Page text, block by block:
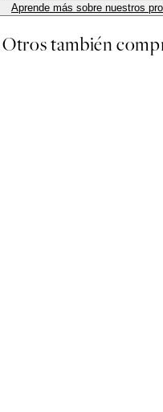
Aprende más sobre nuestros
Otros también